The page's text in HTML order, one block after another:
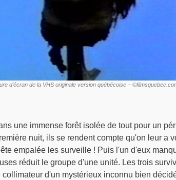
d’écran de la VHS originale version québécoise –
une immense forêt isolée de tout pour un
nuit, ils se rendent compte qu'on leur a
empalée les surveille ! Puis l'un d'eux
réduit le groupe d'une unité. Les trois
d'un mystérieux inconnu bien